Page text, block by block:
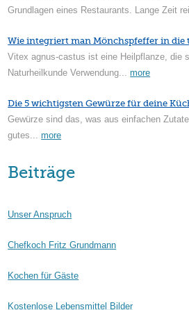
Grundlagen eines Restaurants. Lange Zeit
Wie integriert man Mönchspfeffer in die
Vitex agnus-castus ist eine Heilpflanze, die
Naturheilkunde Verwendung...more
Die 5 wichtigsten Gewürze für deine
Gewürze sind das, was aus einfachen
gutes...more
Beiträge
Unser Anspruch
Chefkoch Fritz Grundmann
Kochen für Gäste
Kostenlose Lebensmittel Bilder